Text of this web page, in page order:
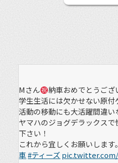
Mさん
納車おめでとうござ
学生生活には欠かせない原
活動の移動にも大活躍間違い
ヤマハのジョグデラックス
下さい！
これから宜しくお願いします
車#ティーズpic.twitter.com/